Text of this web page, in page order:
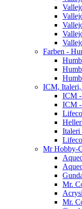
Farben -
ICM,
ICM
ICM -
Italeri
Mr Hobby-
Mr.
Mr.